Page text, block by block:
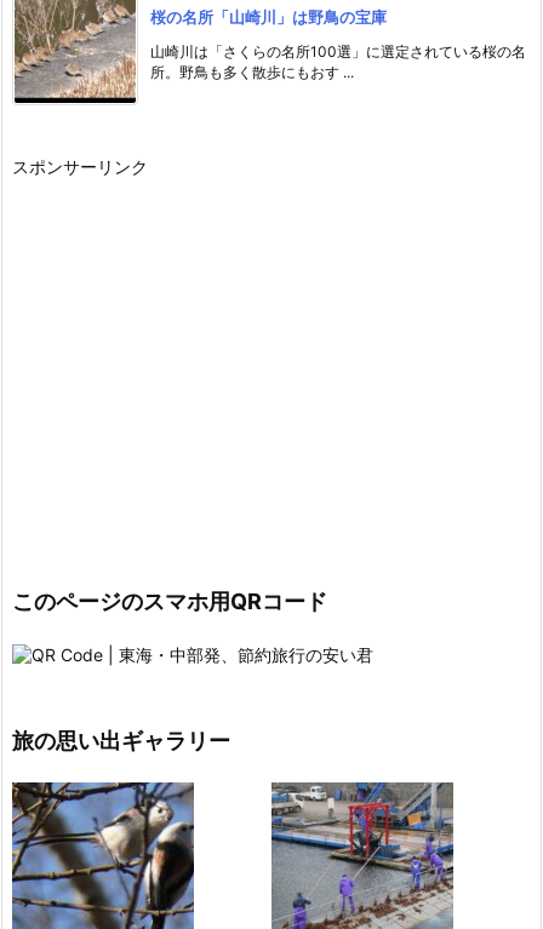
桜の名所「山崎川」は野鳥の宝庫
山崎川は「さくらの名所100選」に選定されている桜の名
所。野鳥も多く散歩にもおす ...
スポンサーリンク
このページのスマホ用QRコード
旅の思い出ギャラリー